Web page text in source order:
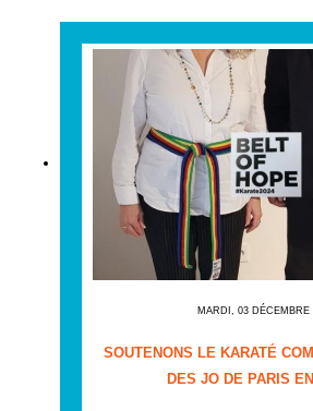
MARDI, 03 DÉCEMBRE
SOUTENONS LE KARATÉ
DES JO DE PARIS